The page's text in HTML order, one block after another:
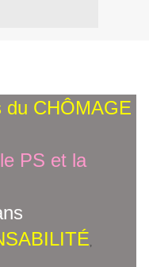
du CHÔMAGE
PS et la
,